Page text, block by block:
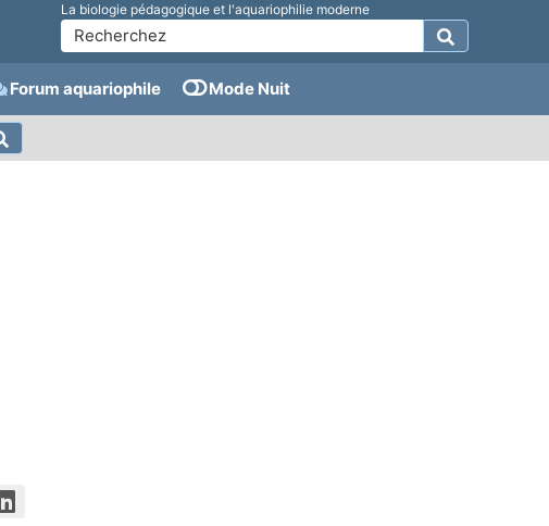
La biologie pédagogique et l'aquariophilie moderne
Forum aquariophile Mode Nuit